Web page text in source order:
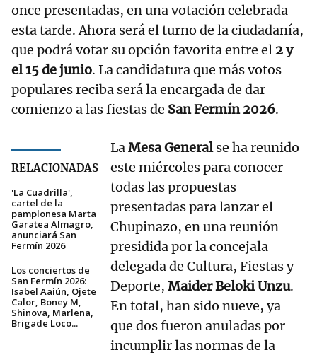
once presentadas, en una votación celebrada
esta tarde. Ahora será el turno de la ciudadanía,
que podrá votar su opción favorita entre el 2 y
el 15 de junio. La candidatura que más votos
populares reciba será la encargada de dar
comienzo a las fiestas de San Fermín 2026.
RELACIONADAS
'La Cuadrilla',
cartel de la
pamplonesa Marta
Garatea Almagro,
anunciará San
Fermín 2026
Los conciertos de
San Fermín 2026:
Isabel Aaiún, Ojete
Calor, Boney M,
Shinova, Marlena,
Brigade Loco...
LaMesa Generalse ha reunido
este miércoles para conocer
todas las propuestas
presentadas para lanzar el
Chupinazo, en una reunión
presidida por la concejala
delegada de Cultura, Fiestas y
Deporte, Maider Beloki Unzu.
En total, han sido nueve, ya
que dos fueron anuladas por
incumplir las normas de la